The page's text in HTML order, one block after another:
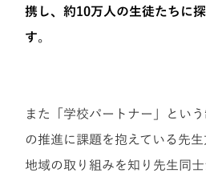
携し、約10万人の生徒たちに
す。
また「学校パートナー」とい
の推進に課題を抱えている先
地域の取り組みを知り先生同